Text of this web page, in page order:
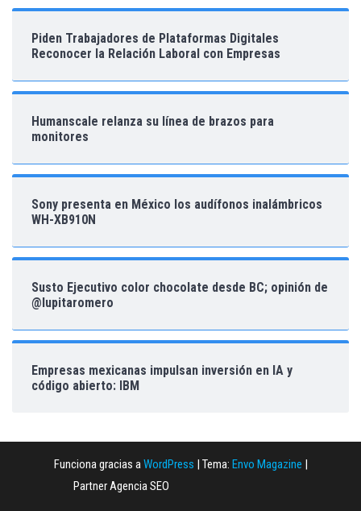
Piden Trabajadores de Plataformas Digitales
Reconocer la Relación Laboral con Empresas
Humanscale relanza su línea de brazos para
monitores
Sony presenta en México los audífonos inalámbricos
WH-XB910N
Susto Ejecutivo color chocolate desde BC; opinión de
@lupitaromero
Empresas mexicanas impulsan inversión en IA y
código abierto: IBM
Funciona gracias aWordPress Tema: Envo Magazine
Partner Agencia SEO